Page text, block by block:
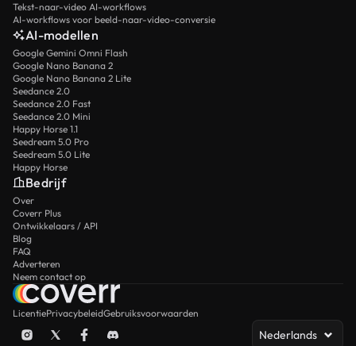
Tekst-naar-video AI-workflows
AI-workflows voor beeld-naar-video-conversie
AI-modellen
Google Gemini Omni Flash
Google Nano Banana 2
Google Nano Banana 2 Lite
Seedance 2.0
Seedance 2.0 Fast
Seedance 2.0 Mini
Happy Horse 1.1
Seedream 5.0 Pro
Seedream 5.0 Lite
Happy Horse
Bedrijf
Over
Coverr Plus
Ontwikkelaars / API
Blog
FAQ
Adverteren
Neem contact op
LicentiePrivacybeleidGebruiksvoorwaarden
Nederlands